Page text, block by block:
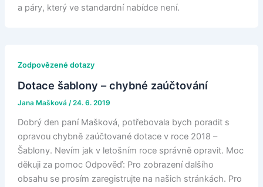
a páry, který ve standardní nabídce není.
Zodpovězené dotazy
Dotace šablony – chybné zaúčtování
Jana Mašková /24. 6. 2019
Dobrý den paní Mašková, potřebovala bych poradit s
opravou chybně zaúčtované dotace v roce 2018 –
Šablony. Nevím jak v letošním roce správně opravit. Moc
děkuji za pomoc Odpověď: Pro zobrazení dalšího
obsahu se prosím zaregistrujte na našich stránkách. Pro